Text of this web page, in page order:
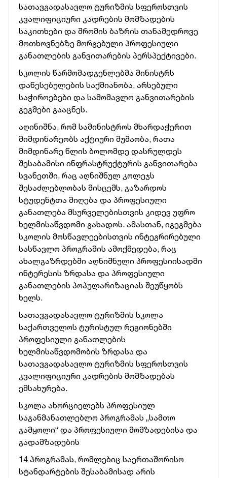
სათავგადასავლო ტურიზმის სფეროსთვის
კვალიფიციური კადრების მომზადების
საკითხები და შრომის ბაზრის თანამედროვე
მოთხოვნებზე მორგებული პროფესიული
განათლების განვითარების პერსპექტივები.
სკოლის წარმომადგენლებმა მინისტრს
დაწესებულების საქმიანობა, არსებული
საჭიროებები და სამომავლო განვითარების
გეგმები გააცნეს.
აღინიშნა, რომ სამინისტროს მხარდაჭერით
მიმდინარეობს აქტიური მუშაობა, რათა
მიმდინარე წლის ბოლომდე დასრულდეს
შესაბამისი ინფრასტრუქტურის განვითარება
სვანეთში, რაც აღნიშნულ კოლეჯს
შესაძლებლობას მისცემს, გაზარდოს
სტუდენტთა მიღება და პროფესიული
განათლება მსურველებისთვის კიდევ უფრო
ხელმისაწვდომი გახადოს. ამასთან, იგეგმება
სკოლის მოსწავლეებისთვის ინტეგრირებული
სასწავლო პროგრამის ამოქმედება, რაც
ახალგაზრდებში აღნიშნული პროფესიისადმი
ინტერესის ზრდასა და პროფესიული
განათლების პოპულარიზაციას შეუწყობს
ხელს.
სათავგადასავლო ტურიზმის სკოლა
საქართველოს ტურისტულ რეგიონებში
პროფესიული განათლების
ხელმისაწვდომობის ზრდასა და
სათავგადასავლო ტურიზმის სფეროსთვის
კვალიფიციური კადრების მომზადებას
ემსახურება.
სკოლა ახორციელებს პროფესიულ
საგანმანათლებლო პროგრამას „სამთო
გამყოლი“ და პროფესიული მომზადებისა და
გადამზადების
14 პროგრამას, რომლებიც საერთაშორისო
სტანდარტების შესაბამისად არის